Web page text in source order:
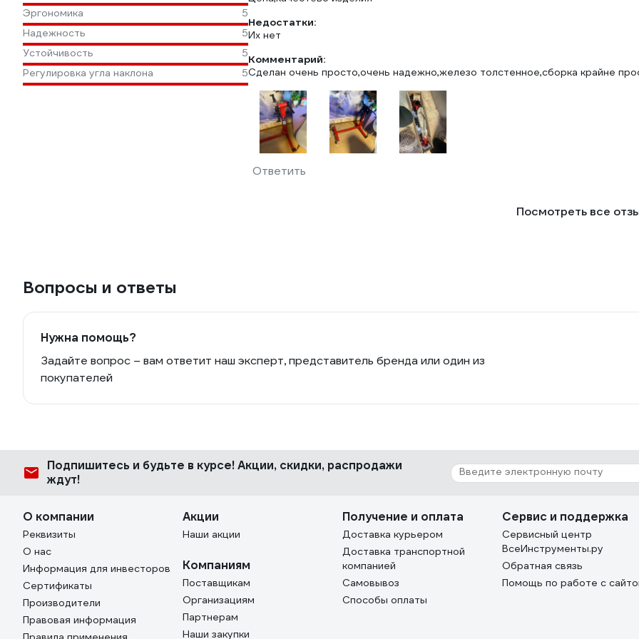
Эргономика
5
Надежность
5
Устойчивость
5
Регулировка угла наклона
5
Недостатки:
Их нет
Комментарий:
Сделан очень просто,очень надежно,железо толстенное,сборка крайне
Ответить
Посмотреть все
Вопросы и ответы
Нужна помощь?
Задайте вопрос – вам ответит наш эксперт, представитель бренда или один из
покупателей
Подпишитесь и будьте в курсе! Акции, скидки, распродажи
ждут!
О компании
Реквизиты
О нас
Информация для инвесторов
Сертификаты
Производители
Правовая информация
Акции
Наши акции
Компаниям
Поставщикам
Организациям
Партнерам
Наши закупки
Получение и оплата
Доставка курьером
Доставка транспортной
компанией
Самовывоз
Способы оплаты
Сервис и поддержка
Сервисный центр
ВсеИнструменты.ру
Обратная связь
Помощь по работе с